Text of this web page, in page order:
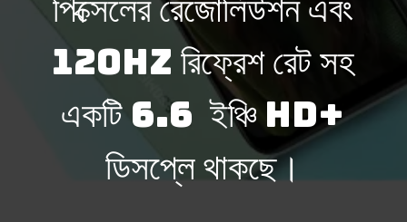
120Hz রিফ্রেশ রেট সহ
একটি 6.6 ইঞ্চি HD+
ডিসপ্লে থাকছে।